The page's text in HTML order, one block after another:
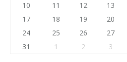
10
11 12 13
17
18 19 20
24
25 26 27
31
1 2 3